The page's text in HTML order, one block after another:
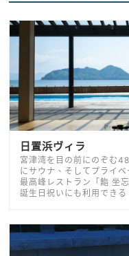
日置浜ヴィラ
宮津湾を目の前にのぞむ
にサウナ、そしてプライ
最高峰レストラン「鮨 坐
誕生日祝いにも利用できる